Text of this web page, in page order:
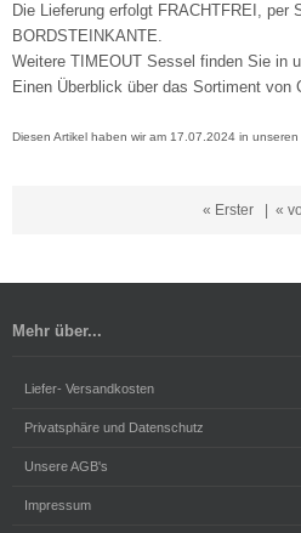
Die Lieferung erfolgt FRACHTFREI, per
BORDSTEINKANTE.
Weitere TIMEOUT Sessel finden Sie in
Einen Überblick über das Sortiment von
Diesen Artikel haben wir am 17.07.2024 in
« Erster «
Mehr über...
Liefer- Versandkosten
Privatsphäre und Datenschutz
Unsere AGB's
Impressum